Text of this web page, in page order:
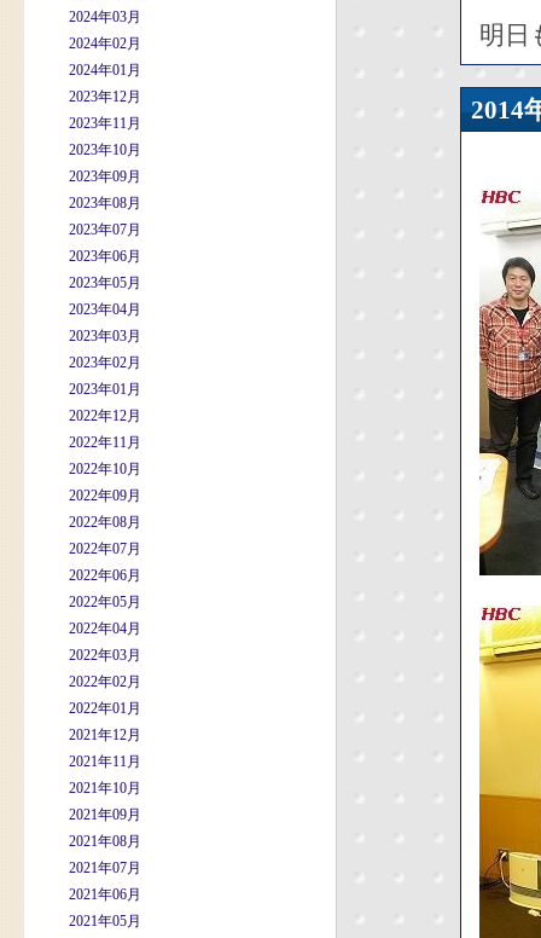
2024年03月
2024年02月
2024年01月
2023年12月
2023年11月
2023年10月
2023年09月
2023年08月
2023年07月
2023年06月
2023年05月
2023年04月
2023年03月
2023年02月
2023年01月
2022年12月
2022年11月
2022年10月
2022年09月
2022年08月
2022年07月
2022年06月
2022年05月
2022年04月
2022年03月
2022年02月
2022年01月
2021年12月
2021年11月
2021年10月
2021年09月
2021年08月
2021年07月
2021年06月
2021年05月
明日